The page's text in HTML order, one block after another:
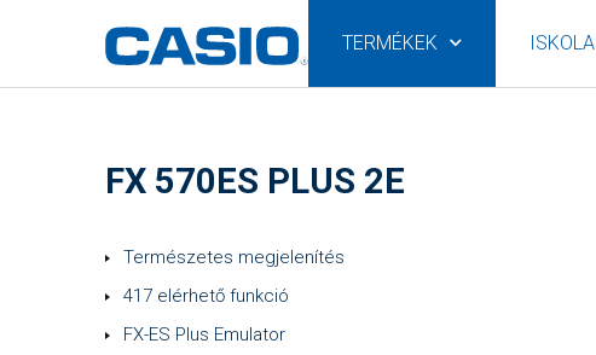
TERMÉKEK ISKOLA
FX 570ES PLUS 2E
Természetes megjelenítés
417 elérhető funkció
FX-ES Plus Emulator